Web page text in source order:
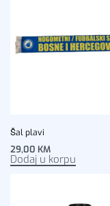
Šal plavi
29,00 KM
Dodaj u korpu